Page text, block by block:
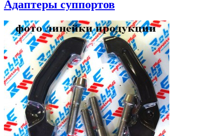
Адаптеры суппортов